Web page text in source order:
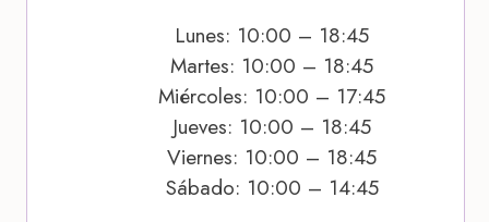
Lunes: 10:00 – 18:45
Martes: 10:00 – 18:45
Miércoles: 10:00 – 17:45
Jueves: 10:00 – 18:45
Viernes: 10:00 – 18:45
Sábado: 10:00 – 14:45